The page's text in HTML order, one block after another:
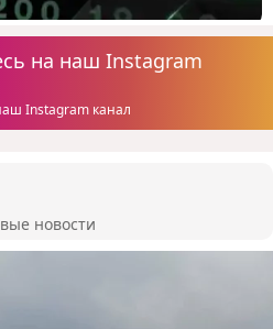
на наш Instagram
Instagram канал
новости